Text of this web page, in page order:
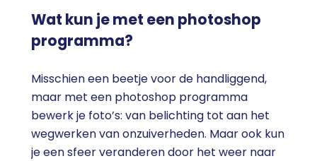
Wat kun je met een photoshop
programma?
Misschien een beetje voor de handliggend,
maar met een photoshop programma
bewerk je foto’s: van belichting tot aan het
wegwerken van onzuiverheden. Maar ook kun
je een sfeer veranderen door het weer naar